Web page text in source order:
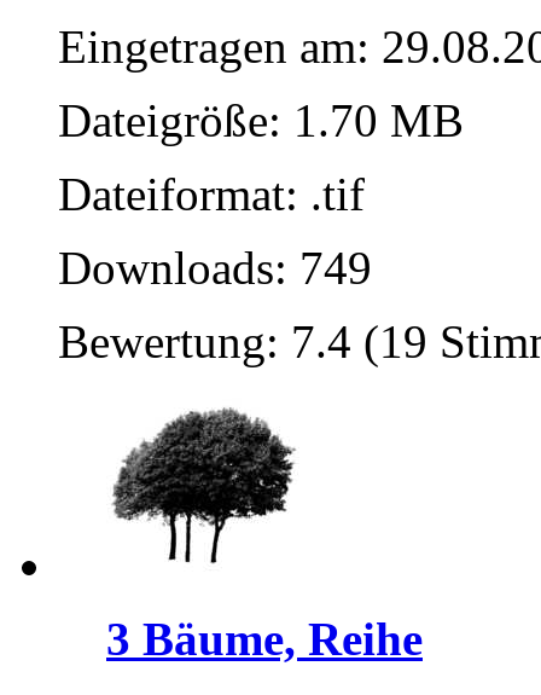
Eingetragen am:
Dateigröße: 1.70 MB
Dateiformat: .tif
Downloads: 749
Bewertung: 7.4 (19
3 Bäume, Reihe